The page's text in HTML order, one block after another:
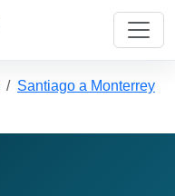
Santiago a Monterrey